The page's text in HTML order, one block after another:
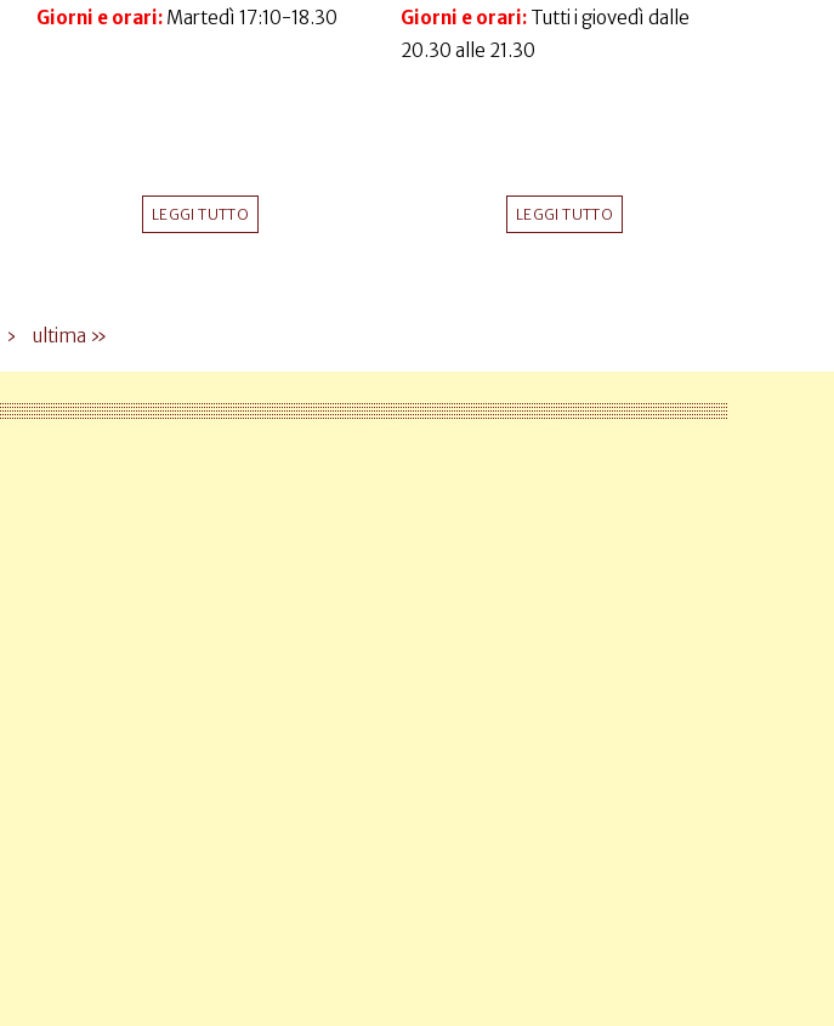
Giorni e orari: Martedì 17:10-18.30
LEGGI TUTTO
Giorni e orari: Tutti i giovedì dalle
20.30 alle 21.30
LEGGI TUTTO
› ultima »